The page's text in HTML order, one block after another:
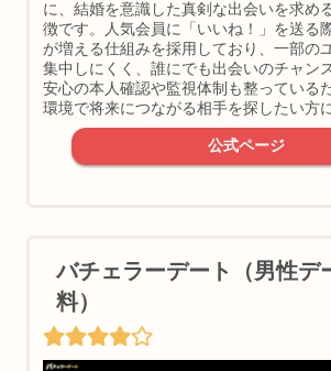
に、結婚を意識した真剣な出会いを求め
徴です。人気会員に「いいね！」を送る
が増える仕組みを採用しており、一部の
集中しにくく、誰にでも出会いのチャン
安心の本人確認や監視体制も整っている
環境で将来につながる相手を探したい方
公式ページ
バチェラーデート（男性デ
料）